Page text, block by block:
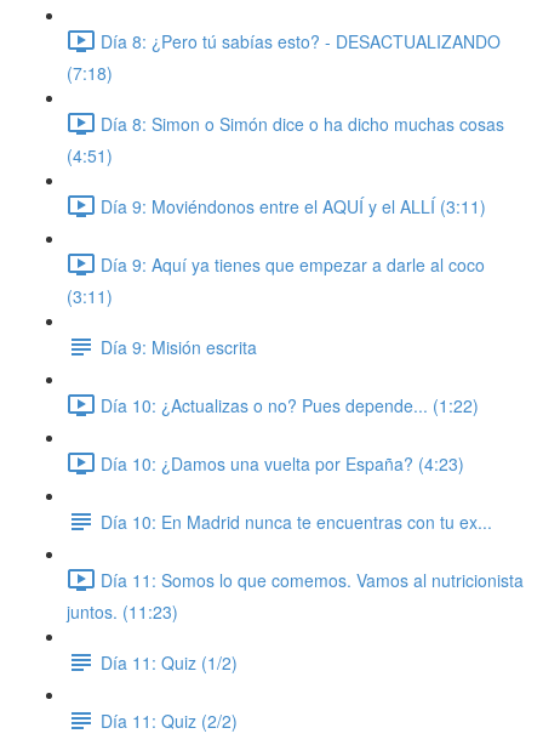
Día 8: ¿Pero tú sabías esto? - DESACTUALIZANDO
(7:18)
Día 8: Simon o Simón dice o ha dicho muchas cosas
(4:51)
Día 9: Moviéndonos entre el AQUÍ y el ALLÍ (3:11)
Día 9: Aquí ya tienes que empezar a darle al coco
(3:11)
Día 9: Misión escrita
Día 10: ¿Actualizas o no? Pues depende... (1:22)
Día 10: ¿Damos una vuelta por España? (4:23)
Día 10: En Madrid nunca te encuentras con tu ex...
Día 11: Somos lo que comemos. Vamos al nutricionista
juntos. (11:23)
Día 11: Quiz (1/2)
Día 11: Quiz (2/2)